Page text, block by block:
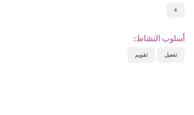
4
أسلوب النشاط:
تفعيل تقويم